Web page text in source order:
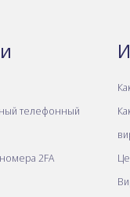
телефонный
2FA